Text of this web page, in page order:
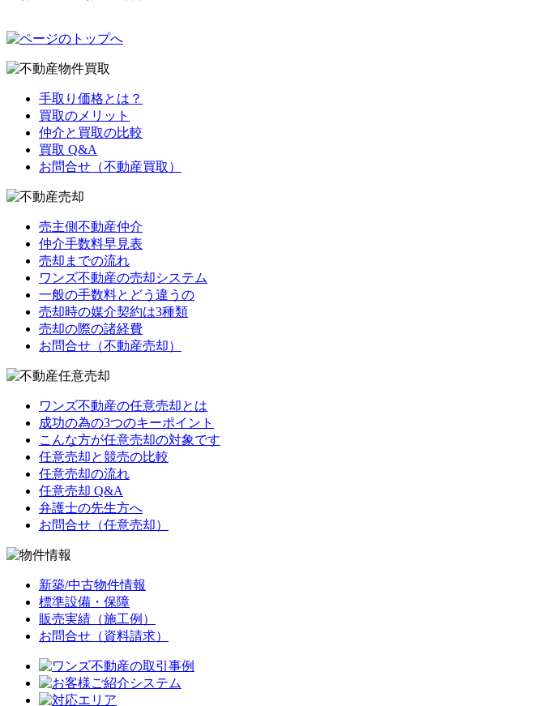
手取り価格とは？
買取のメリット
仲介と買取の比較
買取 Q&A
お問合せ（不動産買取）
売主側不動産仲介
仲介手数料早見表
売却までの流れ
ワンズ不動産の売却システム
一般の手数料とどう違うの
売却時の媒介契約は3種類
売却の際の諸経費
お問合せ（不動産売却）
ワンズ不動産の任意売却とは
成功の為の3つのキーポイント
こんな方が任意売却の対象です
任意売却と競売の比較
任意売却の流れ
任意売却 Q&A
弁護士の先生方へ
お問合せ（任意売却）
新築/中古物件情報
標準設備・保障
販売実績（施工例）
お問合せ（資料請求）